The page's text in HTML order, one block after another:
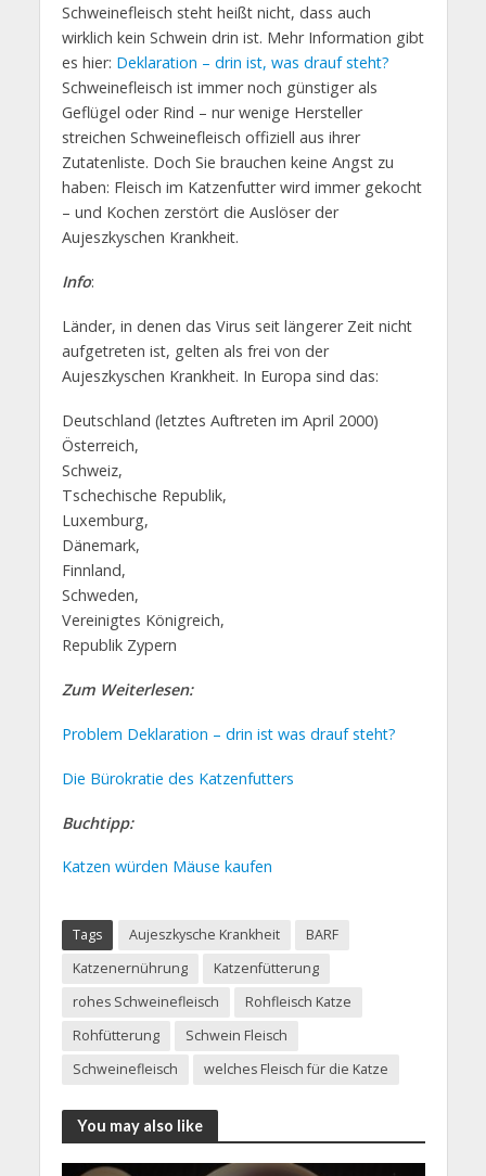
Schweinefleisch steht heißt nicht, dass auch
wirklich kein Schwein drin ist. Mehr Information gibt
es hier: Deklaration – drin ist, was drauf steht?
Schweinefleisch ist immer noch günstiger als
Geflügel oder Rind – nur wenige Hersteller
streichen Schweinefleisch offiziell aus ihrer
Zutatenliste. Doch Sie brauchen keine Angst zu
haben: Fleisch im Katzenfutter wird immer gekocht
– und Kochen zerstört die Auslöser der
Aujeszkyschen Krankheit.
Info:
Länder, in denen das Virus seit längerer Zeit nicht
aufgetreten ist, gelten als frei von der
Aujeszkyschen Krankheit. In Europa sind das:
Deutschland (letztes Auftreten im April 2000)
Österreich,
Schweiz,
Tschechische Republik,
Luxemburg,
Dänemark,
Finnland,
Schweden,
Vereinigtes Königreich,
Republik Zypern
Zum Weiterlesen:
Problem Deklaration – drin ist was drauf steht?
Die Bürokratie des Katzenfutters
Buchtipp:
Katzen würden Mäuse kaufen
Tags Aujeszkysche Krankheit
BARF
Katzenernührung
Katzenfütterung
rohes Schweinefleisch
Rohfleisch Katze
Rohfütterung
Schwein Fleisch
Schweinefleisch
welches Fleisch für die Katze
You may also like